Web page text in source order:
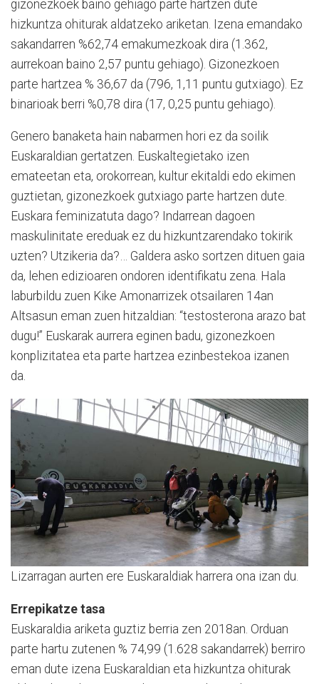
gizonezkoek baino gehiago parte hartzen dute
hizkuntza ohiturak aldatzeko ariketan. Izena emandako
sakandarren %62,74 emakumezkoak dira (1.362,
aurrekoan baino 2,57 puntu gehiago). Gizonezkoen
parte hartzea % 36,67 da (796, 1,11 puntu gutxiago). Ez
binarioak berri %0,78 dira (17, 0,25 puntu gehiago).
Genero banaketa hain nabarmen hori ez da soilik
Euskaraldian gertatzen. Euskaltegietako izen
emateetan eta, orokorrean, kultur ekitaldi edo ekimen
guztietan, gizonezkoek gutxiago parte hartzen dute.
Euskara feminizatuta dago? Indarrean dagoen
maskulinitate ereduak ez du hizkuntzarendako tokirik
uzten? Utzikeria da?… Galdera asko sortzen dituen gaia
da, lehen edizioaren ondoren identifikatu zena. Hala
laburbildu zuen Kike Amonarrizek otsailaren 14an
Altsasun eman zuen hitzaldian: “testosterona arazo bat
dugu!” Euskarak aurrera eginen badu, gizonezkoen
konplizitatea eta parte hartzea ezinbestekoa izanen
da.
Lizarragan aurten ere Euskaraldiak harrera ona izan du.
Errepikatze tasa
Euskaraldia ariketa guztiz berria zen 2018an. Orduan
parte hartu zutenen % 74,99 (1.628 sakandarrek) berriro
eman dute izena Euskaraldian eta hizkuntza ohiturak